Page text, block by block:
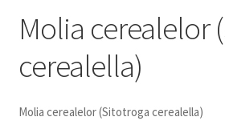
Produse BIO
Igienă publică
Casa și grădina
Molia cerealelor
cerealella)
Molia cerealelor (Sitotroga cerealella)